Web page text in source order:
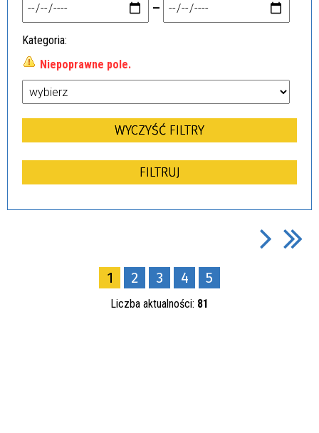
—
Kategoria
Niepoprawne pole.
1 2 3 4 5
Liczba aktualności: 81